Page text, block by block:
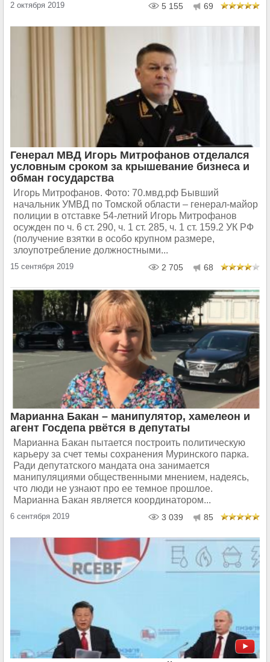
2 октября 2019 5 155 69
Генерал МВД Игорь Митрофанов отделался
условным сроком за крышевание бизнеса и
обман государства
Игорь Митрофанов. Фото: 70.мвд.рф Бывший
начальник УМВД по Томской области – генерал-майор
полиции в отставке 54-летний Игорь Митрофанов
осужден по ч. 6 ст. 290, ч. 1 ст. 285, ч. 1 ст. 159.2 УК РФ
(получение взятки в особо крупном размере,
злоупотребление должностными...
15 сентября 2019 2 705 68
Марианна Бакан – манипулятор, хамелеон и
агент Госдепа рвётся в депутаты
Марианна Бакан пытается построить политическую
карьеру за счет темы сохранения Муринского парка.
Ради депутатского мандата она занимается
манипуляциями общественными мнением, надеясь,
что люди не узнают про ее темное прошлое.
Марианна Бакан является координатором...
6 сентября 2019 3 039 85